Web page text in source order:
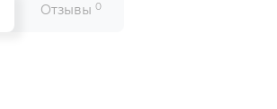
Отзывы 0